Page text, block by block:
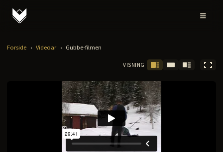
Forside › Videoar › Gubbe-filmen
VISNING